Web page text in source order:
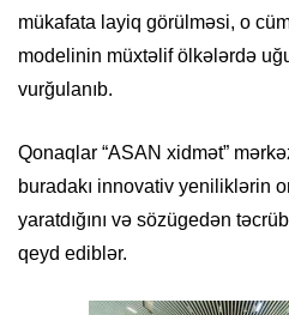
mükafata layiq görülməsi, o
modelinin müxtəlif ölkələrdə
vurğulanıb.
Qonaqlar “ASAN xidmət”
buradakı innovativ yeniliklərin
yaratdığını və sözügedən
qeyd ediblər.